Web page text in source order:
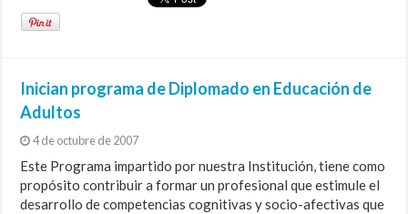
Inician programa de Diplomado en Educación de
Adultos
4 de octubre de 2007
Este Programa impartido por nuestra Institución, tiene como
propósito contribuir a formar un profesional que estimule el
desarrollo de competencias cognitivas y socio-afectivas que